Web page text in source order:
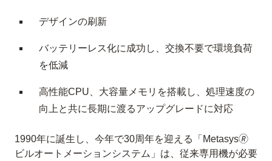
デザインの刷新
バッテリーレス化に成功し、交換不要で環境負荷
を低減
高性能CPU、大容量メモリを搭載し、処理速度の
向上と共に長期に渡るアップグレードに対応
1990年に誕生し、今年で30周年を迎える「Metasys🄬
ビルオートメーションシステム」は、従来専用機が必要